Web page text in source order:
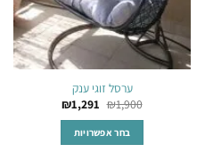
המוצר
ערסל זוגי ענק
₪1,900
₪1,291
בחר אפשרויות